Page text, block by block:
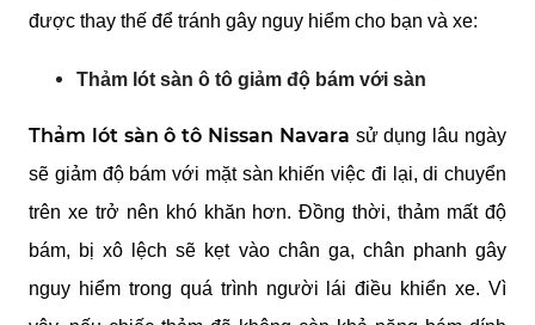
được thay thế để tránh gây nguy hiểm cho bạn và xe:
Thảm lót sàn ô tô giảm độ bám với sàn
Thảm lót sàn ô tô Nissan Navara sử dụng lâu ngày
sẽ giảm độ bám với mặt sàn khiến việc đi lại, di chuyển
trên xe trở nên khó khăn hơn. Đồng thời, thảm mất độ
bám, bị xô lệch sẽ kẹt vào chân ga, chân phanh gây
nguy hiểm trong quá trình người lái điều khiển xe. Vì